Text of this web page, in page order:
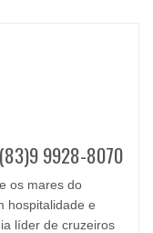
9928-8070
os mares do
hospitalidade e
líder de cruzeiros